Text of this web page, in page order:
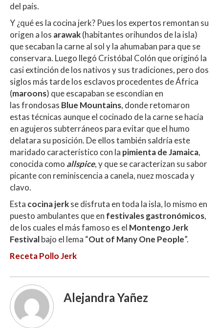
del país.
Y ¿qué es la cocina jerk? Pues los expertos remontan su
origen a los arawak(habitantes orihundos de la isla)
que secaban la carne al sol y la ahumaban para que se
conservara. Luego llegó Cristóbal Colón que originó la
casi extinción de los nativos y sus tradiciones, pero dos
siglos más tarde los esclavos procedentes de África
(maroons) que escapaban se escondían en
las frondosas Blue Mountains, donde retomaron
estas técnicas aunque el cocinado de la carne se hacía
en agujeros subterráneos para evitar que el humo
delatara su posición. De ellos también saldría este
maridado característico con la pimienta de Jamaica,
conocida como allspice, y que se caracterizan su sabor
picante con reminiscencia a canela, nuez moscada y
clavo.
Esta cocina jerkse disfruta en toda la isla, lo mismo en
puesto ambulantes que en festivales gastronómicos,
de los cuales el más famoso es el Montengo Jerk
Festivalbajo el lema “Out of Many One People”.
Receta Pollo Jerk
Alejandra Yañez